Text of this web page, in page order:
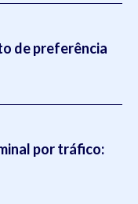
de preferência
por tráfico: